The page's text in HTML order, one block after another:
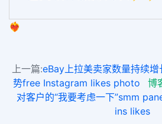
❤️‍🔥
上一篇:eBay上拉美卖家数量持续
势free Instagram likes photo
博
对客户的“我要考虑一下”smm
ins likes